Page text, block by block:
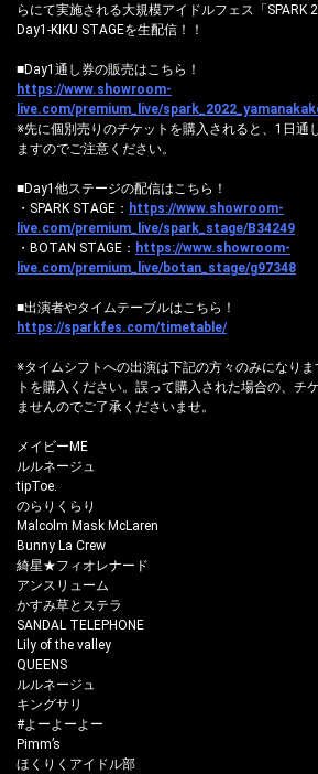
らにて実施される大規模アイドルフェス「SPARK
Day1-KIKU STAGEを生配信！！
■Day1通し券の販売はこちら！
https://www.showroom-
live.com/premium_live/
※先に個別売りのチケットを購入されると、1日通
ますのでご注意ください。
■Day1他ステージの配信はこちら！
・SPARK STAGE： https://www.showroom-
live.com/premium_live/spark_stage/B34249
・BOTAN STAGE： https://www.showroom-
live.com/premium_live/botan_stage/g97348
■出演者やタイムテーブルはこちら！
https://sparkfes.com/timetable/
※タイムシフトへの出演は下記の方々のみになり
トを購入ください。誤って購入された場合の、チ
ませんのでご了承くださいませ。
メイビーME
ルルネージュ
tipToe.
のらりくらり
Malcolm Mask McLaren
Bunny La Crew
綺星★フィオレナード
アンスリューム
かすみ草とステラ
SANDAL TELEPHONE
Lily of the valley
QUEENS
ルルネージュ
キングサリ
#よーよーよー
Pimm’s
ほくりくアイドル部